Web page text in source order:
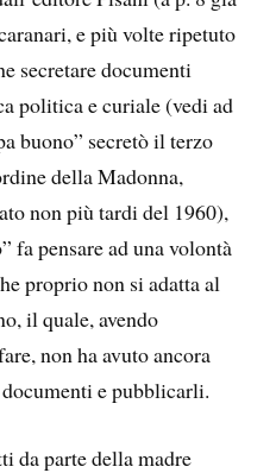
e più volte ripetuto
secretare documenti
politica e curiale (vedi ad
buono” secretò il terzo
della Madonna,
non più tardi del 1960),
fa pensare ad una volontà
proprio non si adatta al
il quale, avendo
non ha avuto ancora
e pubblicarli.
da parte della madre